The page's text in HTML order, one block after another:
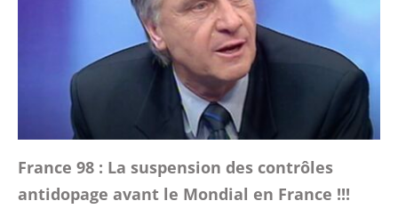
France 98 : La suspension des contrôles
antidopage avant le Mondial en France !!!